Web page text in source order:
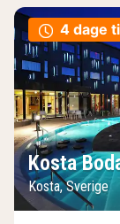
4 dage
Kosta
Kosta, Sverige